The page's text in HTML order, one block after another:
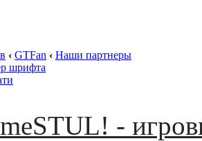
‹ GTFan ‹ Наши партнеры
шрифта
-